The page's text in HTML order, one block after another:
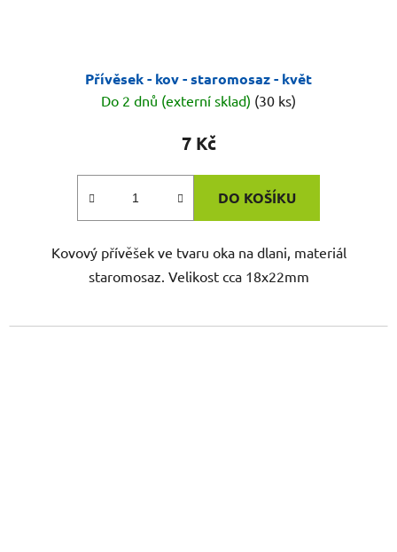
Přívěsek - kov - staromosaz - květ
Do 2 dnů (externí sklad) (30 ks)
7 Kč
DO KOŠÍKU
Kovový přívěšek ve tvaru oka na dlani, materiál
staromosaz. Velikost cca 18x22mm